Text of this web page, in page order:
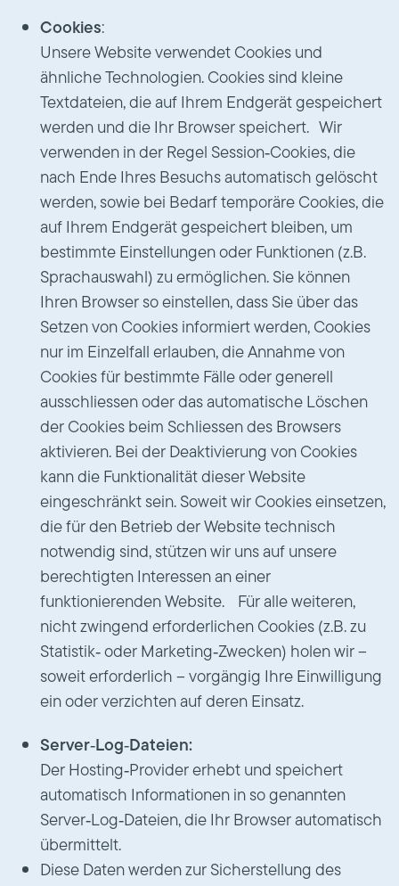
Cookies:
Unsere Website verwendet Cookies und
ähnliche Technologien. Cookies sind kleine
Textdateien, die auf Ihrem Endgerät gespeichert
werden und die Ihr Browser speichert. Wir
verwenden in der Regel Session‑Cookies, die
nach Ende Ihres Besuchs automatisch gelöscht
werden, sowie bei Bedarf temporäre Cookies, die
auf Ihrem Endgerät gespeichert bleiben, um
bestimmte Einstellungen oder Funktionen (z.B.
Sprachauswahl) zu ermöglichen. Sie können
Ihren Browser so einstellen, dass Sie über das
Setzen von Cookies informiert werden, Cookies
nur im Einzelfall erlauben, die Annahme von
Cookies für bestimmte Fälle oder generell
ausschliessen oder das automatische Löschen
der Cookies beim Schliessen des Browsers
aktivieren. Bei der Deaktivierung von Cookies
kann die Funktionalität dieser Website
eingeschränkt sein. Soweit wir Cookies einsetzen,
die für den Betrieb der Website technisch
notwendig sind, stützen wir uns auf unsere
berechtigten Interessen an einer
funktionierenden Website. Für alle weiteren,
nicht zwingend erforderlichen Cookies (z.B. zu
Statistik‑ oder Marketing‑Zwecken) holen wir –
soweit erforderlich – vorgängig Ihre Einwilligung
ein oder verzichten auf deren Einsatz.
Server‑Log‑Dateien:
Der Hosting‑Provider erhebt und speichert
automatisch Informationen in so genannten
Server‑Log‑Dateien, die Ihr Browser automatisch
übermittelt.
Diese Daten werden zur Sicherstellung des